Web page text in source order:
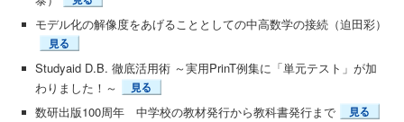
モデル化の解像度をあげることとしての中高数学の接続（迫田彩）
Studyaid D.B. 徹底活用術 ～実用PrinT例集に「単元テスト」が加
わりました！～
数研出版100周年 中学校の教材発行から教科書発行まで